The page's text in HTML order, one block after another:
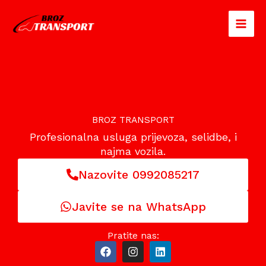
content
BROZ TRANSPORT
Profesionalna usluga prijevoza, selidbe, i
najma vozila.
Nazovite 0992085217
Javite se na WhatsApp
Pratite nas:
F
a
I
n
L
i